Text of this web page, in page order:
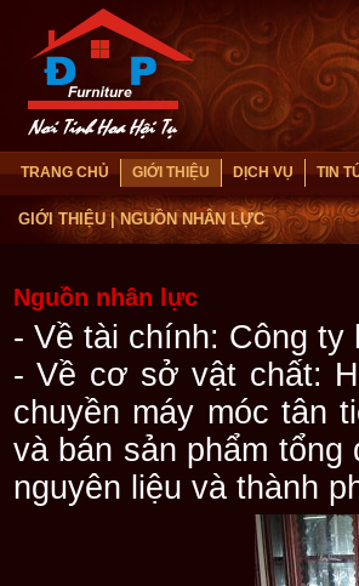
TRANG CHỦ GIỚI THIỆU DỊCH VỤ TIN
GIỚI THIỆU| NGUỒN NHÂN LỰC
Nguồn nhân lực
- Về tài chính: Công ty
- Về cơ sở vật chất:
chuyền máy móc tân
và bán sản phẩm
nguyên liệu và thành